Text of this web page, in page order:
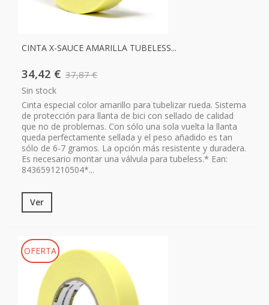
CINTA X-SAUCE AMARILLA TUBELESS...
34,42 € 37,87 €
Sin stock
Cinta especial color amarillo para tubelizar rueda. Sistema
de protección para llanta de bici con sellado de calidad
que no de problemas. Con sólo una sola vuelta la llanta
queda perfectamente sellada y el peso añadido es tan
sólo de 6-7 gramos. La opción más resistente y duradera.
Es necesario montar una válvula para tubeless.* Ean:
8436591210504*...
Ver
OFERTA